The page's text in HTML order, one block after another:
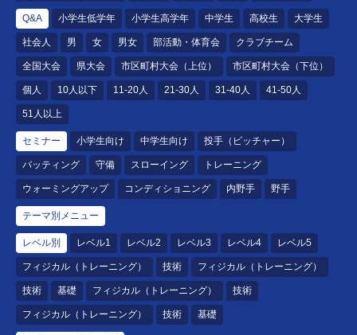
Q&A 小学生低学年 小学生高学年 中学生 高校生 大学生
社会人 男 女 男女 部活動・体育会 クラブチーム
全国大会 県大会 市区町村大会（上位） 市区町村大会（下位）
個人 10人以下 11-20人 21-30人 31-40人 41-50人
51人以上
セミナー 小学生向け 中学生向け 投手（ピッチャー）
バッティング 守備 スローイング トレーニング
ウォーミングアップ コンディショニング 内野手 野手
テーマ別メニュー
レベル別 レベル1 レベル2 レベル3 レベル4 レベル5
フィジカル（トレーニング） 技術 フィジカル（トレーニング）
技術 基礎 フィジカル（トレーニング） 技術
フィジカル（トレーニング） 技術 基礎